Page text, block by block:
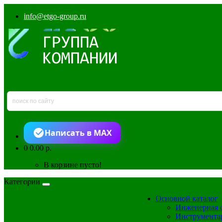
info@etgo-group.ru
Написать в MAX
00.00 р.
В корзине пусто!
Категории
Основной каталог
Инженерная